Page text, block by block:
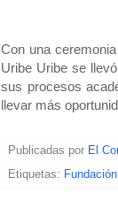
Con una
Uribe Uribe se
sus procesos
llevar más
Publicadas por El
Etiquetas: